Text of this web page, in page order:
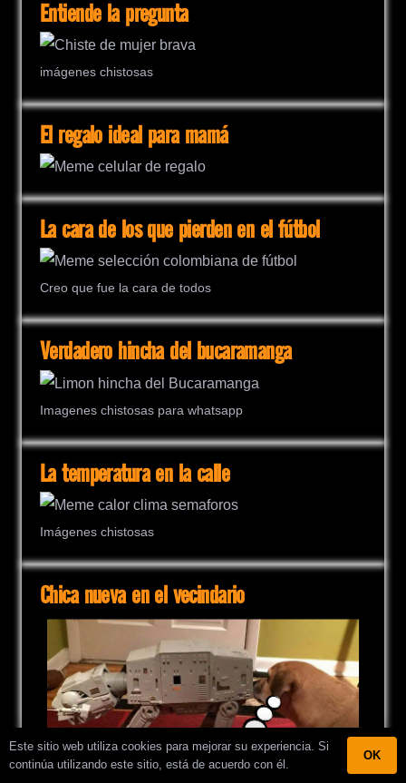
Entiende la pregunta
imágenes chistosas
El regalo ideal para mamá
La cara de los que pierden en el fútbol
Creo que fue la cara de todos
Verdadero hincha del bucaramanga
Imagenes chistosas para whatsapp
La temperatura en la calle
Imágenes chistosas
Chica nueva en el vecindario
Este sitio web utiliza cookies para mejorar su experiencia. Si
continúa utilizando este sitio, está de acuerdo con él.
OK